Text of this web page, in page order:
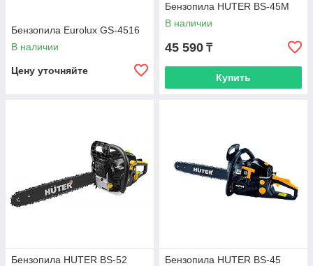
Бензопила Eurolux GS-4516
В наличии
Цену уточняйте
Бензопила HUTER BS-45М
В наличии
45 590 ₸
Купить
Бензопила HUTER BS-52
Бензопила HUTER BS-45